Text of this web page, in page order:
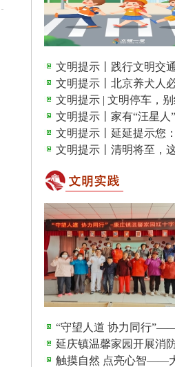
文明提示丨践行文明交
文明提示丨北京养犬人
文明提示 | 文明停车，别
文明提示丨家有“汪星人
文明提示丨延延提示您
文明提示丨清明将至，
“守望人道 协力同行
延庆镇温馨家园开展消
触摸自然 点亮心智——